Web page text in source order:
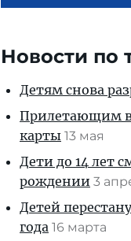
Новости по
Детям снова
Прилетающим в
карты 13 мая
Дети до 14 лет
рождении 3
Детей
года 16 марта